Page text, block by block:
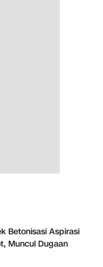
Betonisasi Aspirasi
Muncul Dugaan